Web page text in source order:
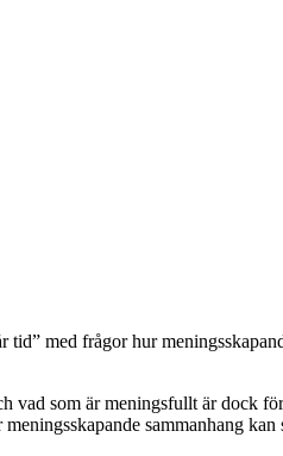
tid” med frågor hur
vad som är meningsfullt är dock
sammanhang